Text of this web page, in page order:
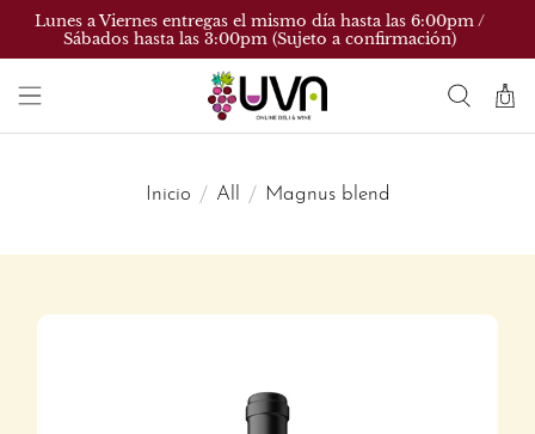
Lunes a Viernes entregas el mismo día hasta las 6:00pm /
Sábados hasta las 3:00pm (Sujeto a confirmación)
Inicio All Magnus blend